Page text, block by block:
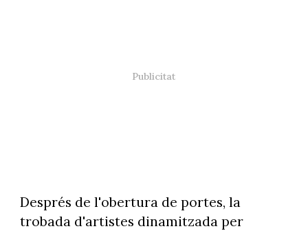
Després de l'obertura de portes, la
trobada d'artistes dinamitzada per